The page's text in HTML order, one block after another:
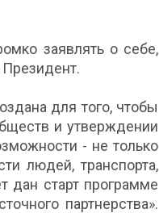
заявлять о себе,
Президент.
для того, чтобы
и утверждении
- не только
людей, транспорта,
дан старт программе
партнерства».